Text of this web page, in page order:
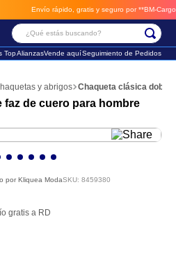
Envío rápido, gratis y seguro por **BM-Cargo**
¿Qué estás buscando?
TopAlianzasVende aquíSeguimiento de Pedidos
y abrigos Chaqueta clásica doble
de cuero para hombre
por Kliquea ModaSKU: 8459380
gratis a RD